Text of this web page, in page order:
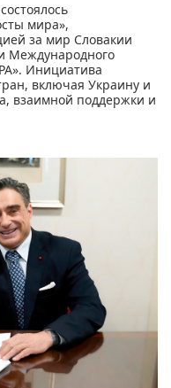
мира»,
за мир Словакии
Международного
Инициатива
включая Украину и
взаимной поддержки и